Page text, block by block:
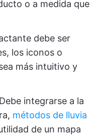
o a medida que
debe ser
los iconos o
más intuitivo y
integrarse a la
métodos de lluvia
de un mapa